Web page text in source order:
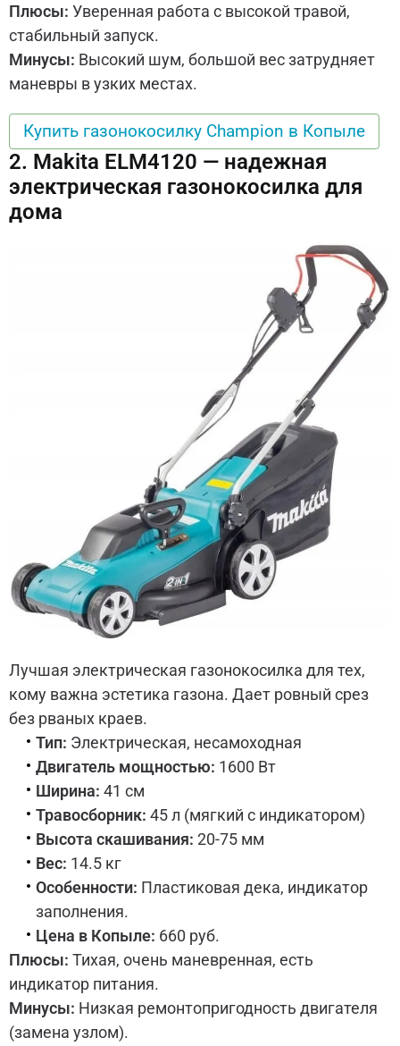
Плюсы: Уверенная работа с высокой травой,
стабильный запуск.
Минусы: Высокий шум, большой вес затрудняет
маневры в узких местах.
Купить газонокосилку Champion в Копыле
2. Makita ELM4120 — надежная
электрическая газонокосилка для
дома
Лучшая электрическая газонокосилка для тех,
кому важна эстетика газона. Дает ровный срез
без рваных краев.
Тип: Электрическая, несамоходная
Двигатель мощностью: 1600 Вт
Ширина: 41 см
Травосборник: 45 л (мягкий с индикатором)
Высота скашивания: 20-75 мм
Вес: 14.5 кг
Особенности: Пластиковая дека, индикатор
заполнения.
Цена в Копыле: 660 руб.
Плюсы: Тихая, очень маневренная, есть
индикатор питания.
Минусы: Низкая ремонтопригодность двигателя
(замена узлом).